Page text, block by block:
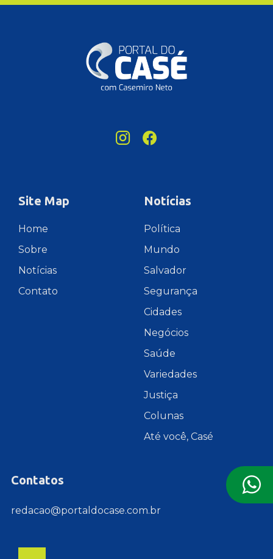
Site Map
Home
Sobre
Notícias
Contato
Notícias
Política
Mundo
Salvador
Segurança
Cidades
Negócios
Saúde
Variedades
Justiça
Colunas
Até você, Casé
Contatos
redacao@portaldocase.com.br